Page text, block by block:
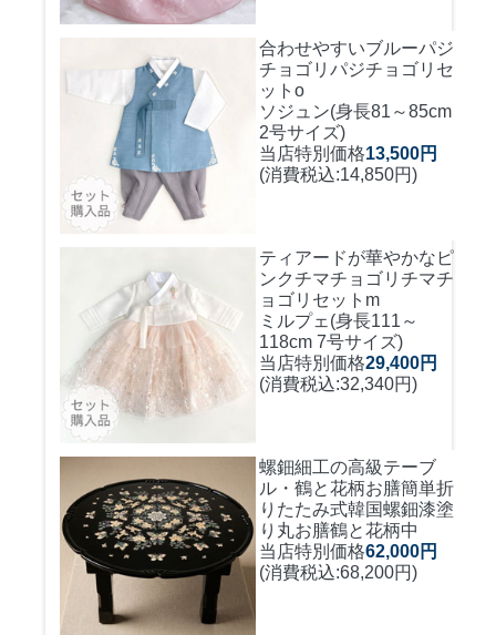
合わせやすいブルーパジ
チョゴリ パジチョゴリセ
ットo
ソジュン(身長81～85cm
2号サイズ)
当店特別価格13,500円
(消費税込:14,850円)
ティアードが華やかなピ
ンクチマチョゴリ チマチ
ョゴリセットm
ミルプェ(身長111～
118cm 7号サイズ)
当店特別価格29,400円
(消費税込:32,340円)
螺鈿細工の高級テーブ
ル・鶴と花柄お膳簡単折
りたたみ式韓国螺鈿漆塗
り丸お膳鶴と花柄中
当店特別価格62,000円
(消費税込:68,200円)